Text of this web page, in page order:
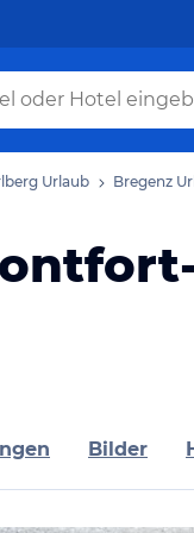
Urlaub Bregenz
Bilder